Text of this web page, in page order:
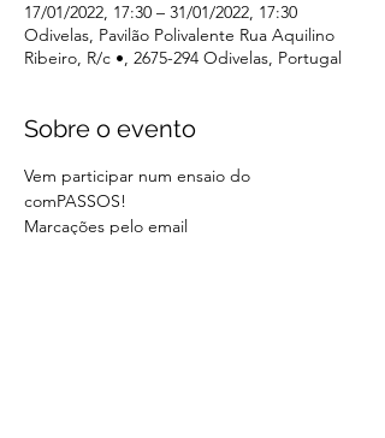
17/01/2022, 17:30 – 31/01/2022, 17:30
Odivelas, Pavilão Polivalente Rua Aquilino
Ribeiro, R/c •, 2675-294 Odivelas, Portugal
Sobre o evento
Vem participar num ensaio do
comPASSOS!
Marcações pelo email